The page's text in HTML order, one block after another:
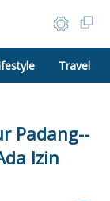
Travel
Padang--
Izin